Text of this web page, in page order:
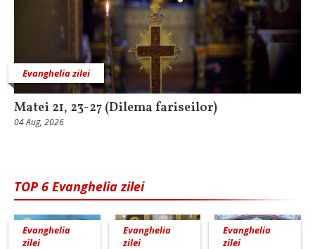
Evanghelia zilei
Matei 21, 23-27 (Dilema fariseilor)
04 Aug, 2026
TOP 6 Evanghelia zilei
Evanghelia
zilei
Evanghelia
zilei
Evanghelia
zilei